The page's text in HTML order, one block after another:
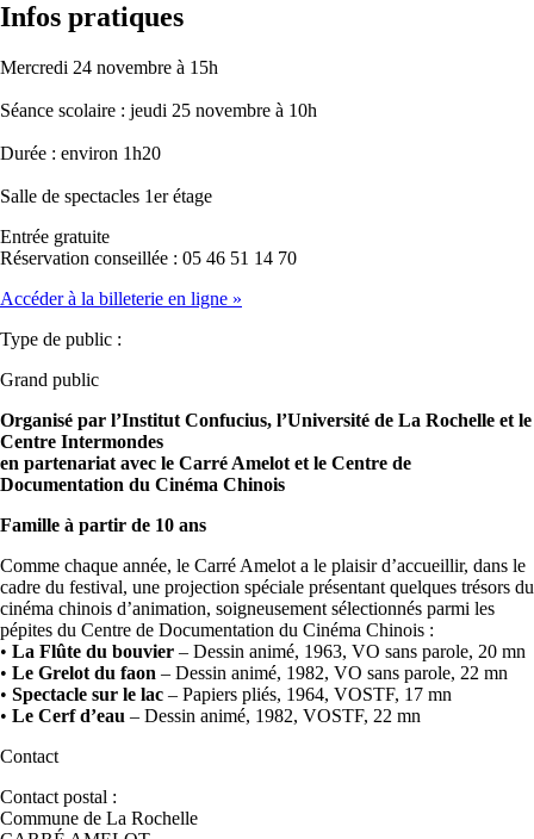
Infos pratiques
Mercredi 24 novembre à 15h
Séance scolaire : jeudi 25 novembre à 10h
Durée : environ 1h20
Salle de spectacles 1er étage
Entrée gratuite
Réservation conseillée : 05 46 51 14 70
Accéder à la billeterie en ligne »
Type de public :
Grand public
Organisé par l’Institut Confucius, l’Université de La Rochelle et le
Centre Intermondes
en partenariat avec le Carré Amelot et le Centre de
Documentation du Cinéma Chinois
Famille à partir de 10 ans
Comme chaque année, le Carré Amelot a le plaisir d’accueillir, dans le
cadre du festival, une projection spéciale présentant quelques trésors du
cinéma chinois d’animation, soigneusement sélectionnés parmi les
pépites du Centre de Documentation du Cinéma Chinois :
• La Flûte du bouvier – Dessin animé, 1963, VO sans parole, 20 mn
• Le Grelot du faon – Dessin animé, 1982, VO sans parole, 22 mn
• Spectacle sur le lac – Papiers pliés, 1964, VOSTF, 17 mn
• Le Cerf d’eau – Dessin animé, 1982, VOSTF, 22 mn
Contact
Contact postal :
Commune de La Rochelle